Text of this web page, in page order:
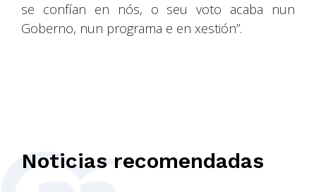
se confían en nós, o seu voto acaba nun
Goberno, nun programa e en xestión”.
Noticias recomendadas